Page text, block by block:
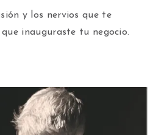
y los nervios que te
inauguraste tu negocio.